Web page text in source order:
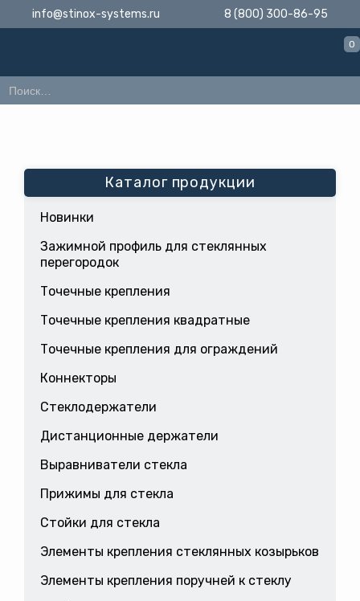
info@stinox-systems.ru 8 (800) 300-86-95
0
Каталог продукции
Новинки
Зажимной профиль для стеклянных
перегородок
Точечные крепления
Точечные крепления квадратные
Точечные крепления для ограждений
Коннекторы
Стеклодержатели
Дистанционные держатели
Выравниватели стекла
Прижимы для стекла
Стойки для стекла
Элементы крепления стеклянных козырьков
Элементы крепления поручней к стеклу